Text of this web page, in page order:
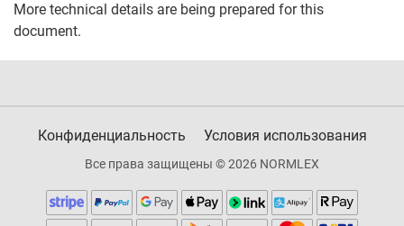
More technical details are being prepared for this
document.
Конфиденциальность Условия использования
Все права защищены © 2026 NORMLEX